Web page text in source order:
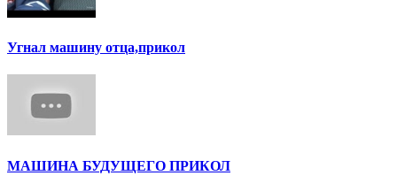
Угнал машину отца,прикол
МАШИНА БУДУЩЕГО ПРИКОЛ